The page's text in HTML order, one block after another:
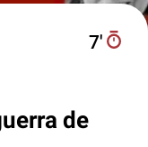
7′
de